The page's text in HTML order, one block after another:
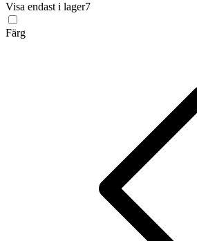
Visa endast i lager7
Färg